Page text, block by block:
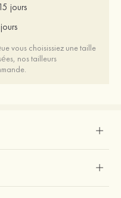
15 jours
vous choisissiez une taille
nos tailleurs